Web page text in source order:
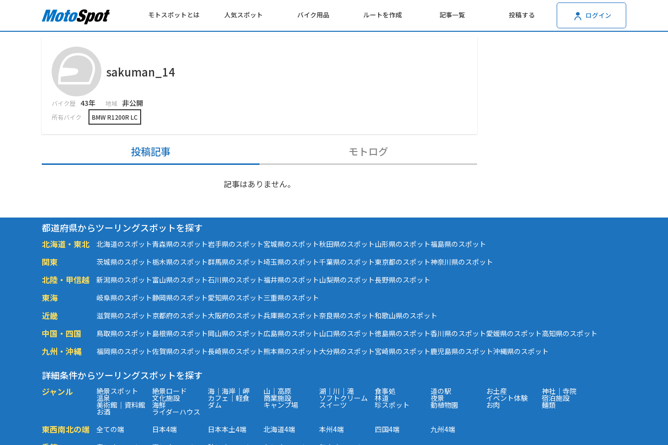
モトスポットとは 人気スポット バイク用品 ルートを作成 記事一覧 投稿する ログイン
sakuman_14
バイク歴 43年 地域 非公開
所有バイク BMW R1200R LC
投稿記事 モトログ
記事はありません。
都道府県からツーリングスポットを探す
北海道・東北 北海道のスポット青森県のスポット岩手県のスポット宮城県のスポット秋田県のスポット山形県のスポット福島県のスポット
関東 茨城県のスポット栃木県のスポット群馬県のスポット埼玉県のスポット千葉県のスポット東京都のスポット神奈川県のスポット
北陸・甲信越 新潟県のスポット富山県のスポット石川県のスポット福井県のスポット山梨県のスポット長野県のスポット
東海 岐阜県のスポット静岡県のスポット愛知県のスポット三重県のスポット
近畿 滋賀県のスポット京都府のスポット大阪府のスポット兵庫県のスポット奈良県のスポット和歌山県のスポット
中国・四国 鳥取県のスポット島根県のスポット岡山県のスポット広島県のスポット山口県のスポット徳島県のスポット香川県のスポット愛媛県のスポット高知県のスポット
九州・沖縄 福岡県のスポット佐賀県のスポット長崎県のスポット熊本県のスポット大分県のスポット宮崎県のスポット鹿児島県のスポット沖縄県のスポット
詳細条件からツーリングスポットを探す
ジャンル 絶景スポット 絶景ロード 海｜海岸｜岬 山｜高原 湖｜川｜滝 食事処 道の駅 お土産 神社｜寺院
温泉 文化施設 カフェ｜軽食 商業施設 ソフトクリーム 林道 夜景 イベント体験 宿泊施設
美術館｜資料館 海鮮 ダム キャンプ場 スイーツ 珍スポット 動植物園 お肉 麺類
お酒 ライダーハウス
東西南北の端 全ての端 日本4端 日本本土4端 北海道4端 本州4端 四国4端 九州4端